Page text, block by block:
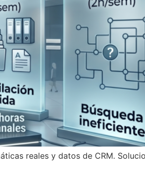
reales y datos de CRM.